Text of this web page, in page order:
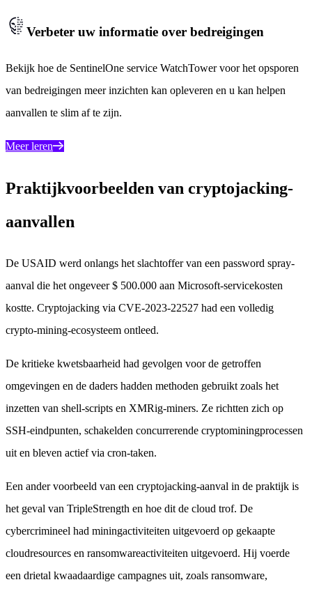
Verbeter uw informatie over bedreigingen
Bekijk hoe de SentinelOne service WatchTower voor het opsporen
van bedreigingen meer inzichten kan opleveren en u kan helpen
aanvallen te slim af te zijn.
Meer leren
Praktijkvoorbeelden van cryptojacking-
aanvallen
De USAID werd onlangs het slachtoffer van een password spray-
aanval die het ongeveer $ 500.000 aan Microsoft-servicekosten
kostte. Cryptojacking via CVE-2023-22527 had een volledig
crypto-mining-ecosysteem ontleed.
De kritieke kwetsbaarheid had gevolgen voor de getroffen
omgevingen en de daders hadden methoden gebruikt zoals het
inzetten van shell-scripts en XMRig-miners. Ze richtten zich op
SSH-eindpunten, schakelden concurrerende cryptominingprocessen
uit en bleven actief via cron-taken.
Een ander voorbeeld van een cryptojacking-aanval in de praktijk is
het geval van TripleStrength en hoe dit de cloud trof. De
cybercrimineel had miningactiviteiten uitgevoerd op gekaapte
cloudresources en ransomwareactiviteiten uitgevoerd. Hij voerde
een drietal kwaadaardige campagnes uit, zoals ransomware,